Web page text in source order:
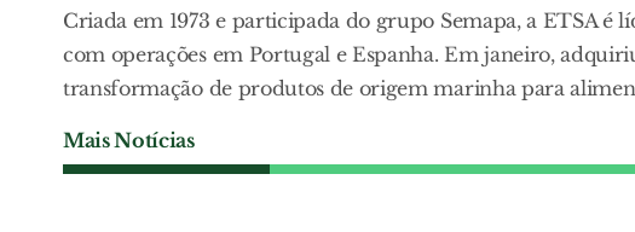
Criada em 1973 e participada do grupo Semapa, a ETSA é
com operações em Portugal e Espanha. Em janeiro,
transformação de produtos de origem marinha para
Mais Notícias